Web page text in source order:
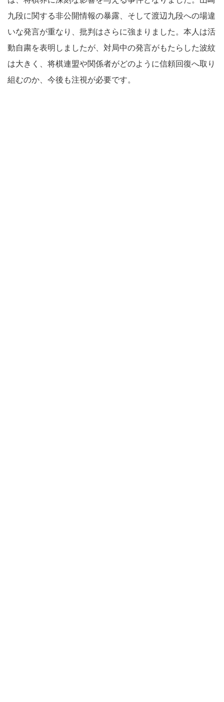
九段に関する非公開情報の暴露、そして渡辺九段への場違
いな発言が重なり、批判はさらに強まりました。本人は活
動自粛を表明しましたが、対局中の発言がもたらした波紋
は大きく、将棋連盟や関係者がどのように信頼回復へ取り
組むのか、今後も注視が必要です。